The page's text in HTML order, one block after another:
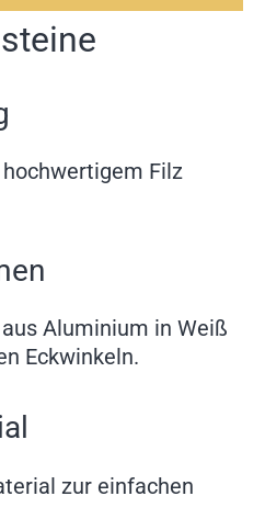
Filz
Aluminium in Weiß
Eckwinkeln.
zur einfachen